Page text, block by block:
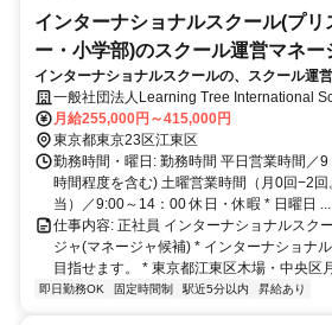
インターナショナルスクール(プ
ー・小学部)のスクール運営マネー
インターナショナルスクールの、スクール運
一般社団法人Learning Tree International
月給255,000円～415,000円
東京都東京23区江東区
勤務時間・曜日: 勤務時間 平日営業時間／
時間程度を含む) 土曜営業時間（月0回−2
当）／9:00～14：00 休日・休暇 * 日曜日 ...
仕事内容: 正社員 インターナショナルスク
ジャ(マネージャ候補) * インターナショナ
目指せます。 * 東京都江東区木場・中央区
即日勤務OK 固定時間制 駅近5分以内 昇給あり